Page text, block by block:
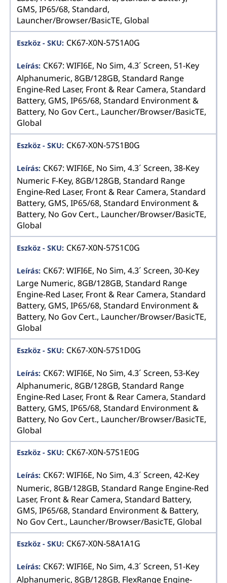
GMS, IP65/68, Standard,
Launcher/Browser/BasicTE, Global
CK67-X0N-57S1A0G
CK67: WIFI6E, No Sim, 4.3´ Screen, 51-Key
Alphanumeric, 8GB/128GB, Standard Range
Engine-Red Laser, Front & Rear Camera, Standard
Battery, GMS, IP65/68, Standard Environment &
Battery, No Gov Cert., Launcher/Browser/BasicTE,
Global
CK67-X0N-57S1B0G
CK67: WIFI6E, No Sim, 4.3´ Screen, 38-Key
Numeric F-Key, 8GB/128GB, Standard Range
Engine-Red Laser, Front & Rear Camera, Standard
Battery, GMS, IP65/68, Standard Environment &
Battery, No Gov Cert., Launcher/Browser/BasicTE,
Global
CK67-X0N-57S1C0G
CK67: WIFI6E, No Sim, 4.3´ Screen, 30-Key
Large Numeric, 8GB/128GB, Standard Range
Engine-Red Laser, Front & Rear Camera, Standard
Battery, GMS, IP65/68, Standard Environment &
Battery, No Gov Cert., Launcher/Browser/BasicTE,
Global
CK67-X0N-57S1D0G
CK67: WIFI6E, No Sim, 4.3´ Screen, 53-Key
Alphanumeric, 8GB/128GB, Standard Range
Engine-Red Laser, Front & Rear Camera, Standard
Battery, GMS, IP65/68, Standard Environment &
Battery, No Gov Cert., Launcher/Browser/BasicTE,
Global
CK67-X0N-57S1E0G
CK67: WIFI6E, No Sim, 4.3´ Screen, 42-Key
Numeric, 8GB/128GB, Standard Range Engine-Red
Laser, Front & Rear Camera, Standard Battery,
GMS, IP65/68, Standard Environment & Battery,
No Gov Cert., Launcher/Browser/BasicTE, Global
CK67-X0N-58A1A1G
CK67: WIFI6E, No Sim, 4.3´ Screen, 51-Key
Alphanumeric, 8GB/128GB, FlexRange Engine-